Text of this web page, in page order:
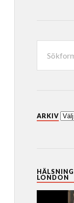
ARKIV
LONDON